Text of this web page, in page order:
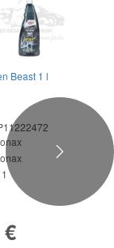
Beast 1 l
1
Next